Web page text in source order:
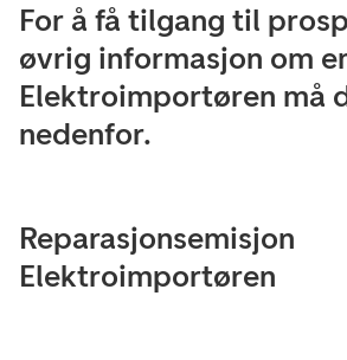
For å få tilgang til
øvrig informasjon om
Elektroimportøren må
nedenfor.
Reparasjonsemisjon
Elektroimportøren